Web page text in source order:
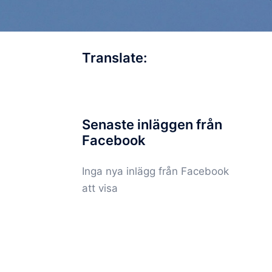
Translate:
Senaste inläggen från
Facebook
Inga nya inlägg från Facebook
att visa